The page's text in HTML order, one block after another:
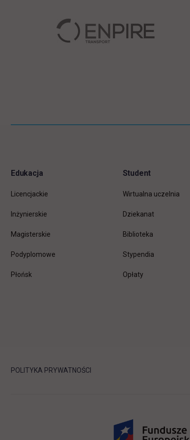
Edukacja
Licencjackie
Inżynierskie
Magisterskie
Podyplomowe
Płońsk
Student
Wirtualna uczelnia
Dziekanat
Biblioteka
Stypendia
Opłaty
POLITYKA PRYWATNOŚCI